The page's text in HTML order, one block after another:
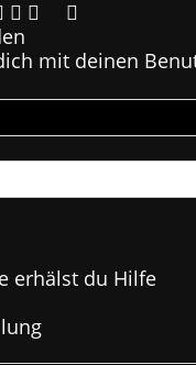
mit deinen
erhälst du Hilfe